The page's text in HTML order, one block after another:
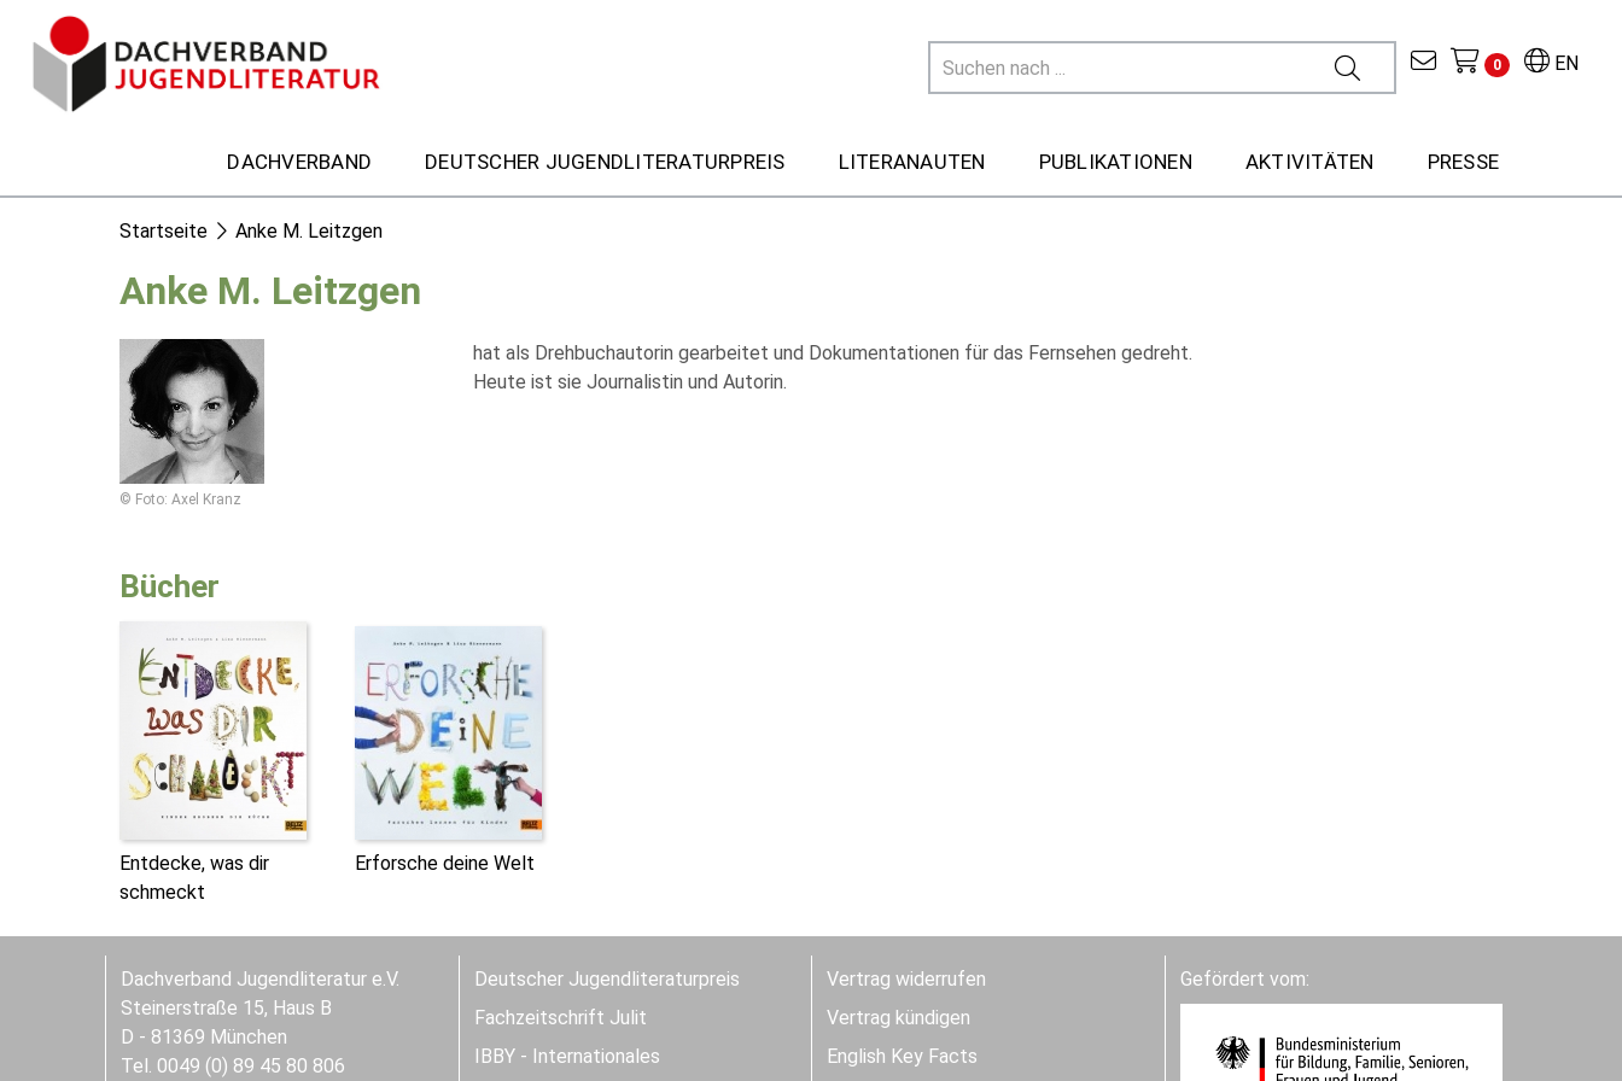
EN
0
DACHVERBAND DEUTSCHER JUGENDLITERATURPREIS LITERANAUTEN PUBLIKATIONEN AKTIVITÄTEN PRESSE
Startseite Anke M. Leitzgen
Anke M. Leitzgen
© Foto: Axel Kranz
hat als Drehbuchautorin gearbeitet und Dokumentationen für das Fernsehen gedreht.
Heute ist sie Journalistin und Autorin.
Bücher
Entdecke, was dir
schmeckt
Erforsche deine Welt
Dachverband Jugendliteratur e.V.
Steinerstraße 15, Haus B
D - 81369 München
Tel. 0049 (0) 89 45 80 806
Deutscher Jugendliteraturpreis
Fachzeitschrift Julit
IBBY - Internationales
Vertrag widerrufen
Vertrag kündigen
English Key Facts
Gefördert vom: